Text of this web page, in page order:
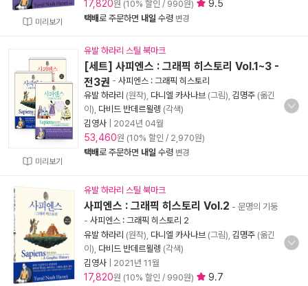
미리보기
17,820원 (10% 할인 / 990원) 9.5
택배로 주문하면 내일 수령 변경
미리보기
유발 하라리 스틸 북마크
[세트] 사피엔스 : 그래픽 히스토리 Vol.1~3 -
전3권 - 사피엔스 : 그래픽 히스토리
유발 하라리 (원작), 다니엘 카사나브 (그림), 김명주 (옮긴
이), 다비드 반데르묄렝 (각색)
김영사
2024년 04월
53,460원 (10% 할인 / 2,970원)
택배로 주문하면 내일 수령 변경
유발 하라리 스틸 북마크
사피엔스 : 그래픽 히스토리 Vol.2 - 문명의 기둥
- 사피엔스 : 그래픽 히스토리 2
유발 하라리 (원작), 다니엘 카사나브 (그림), 김명주 (옮긴
이), 다비드 반데르묄렝 (각색)
김영사
2021년 11월
17,820원 (10% 할인 / 990원) 9.7